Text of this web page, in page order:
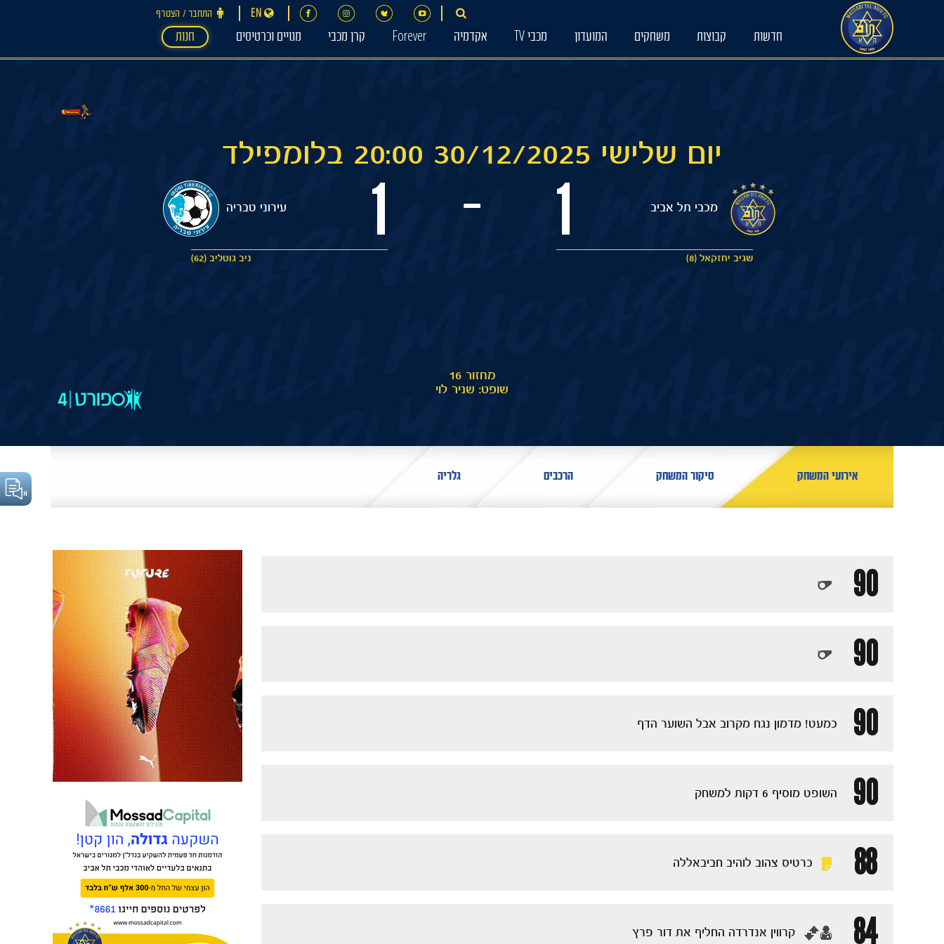
התחבר ‪/‬ הצטרף EN
חדשות קבוצות משחקים המועדון מכבי TV אקדמיה Forever קרן מכבי מנויים וכרטיסים חנות
יום שלישי 30/12/2025 20:00 בלומפילד
מכבי תל אביב 1 עירוני טבריה 1 -
שגיב יחזקאל (8) ניב גוטליב (62)
מחזור 16
שופט: שניר לוי
אירועי המשחק סיקור המשחק הרכבים גלריה
90
90
90
כמעט! מדמון נגח מקרוב אבל השוער הדף
90 השופט מוסיף 6 דקות למשחק
88 כרטיס צהוב לוהיב חביבאללה
84 ‏קרווין אנדרדה החליף את דור פרץ